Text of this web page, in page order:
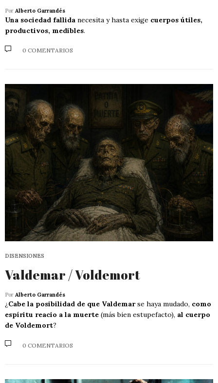
Por Alberto Garrandés
Una sociedad fallida necesita y hasta exige cuerpos útiles,
productivos, medibles.
0 COMENTARIOS
DISENSIONES
Valdemar / Voldemort
Por Alberto Garrandés
¿Cabe la posibilidad de que Valdemarse haya mudado, como
espíritu reacio a la muerte (más bien estupefacto), al cuerpo
de Voldemort?
0 COMENTARIOS